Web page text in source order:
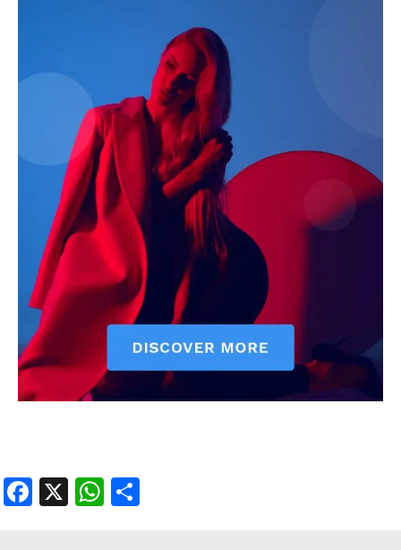
AIN NEWS 1
Contact Us
About Us
Privacy Policy
Terms of Use Agreement
Facebook
X WhatsApp
Share
Facebook
X WhatsApp